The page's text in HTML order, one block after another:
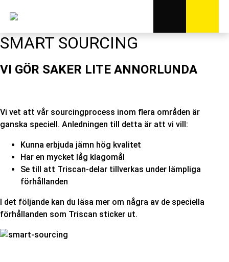
SMART SOURCING
VI GÖR SAKER LITE ANNORLUNDA
Vi vet att vår sourcingprocess inom flera områden är
ganska speciell. Anledningen till detta är att vi vill:
Kunna erbjuda jämn hög kvalitet
Har en mycket låg klagomål
Se till att Triscan-delar tillverkas under lämpliga
förhållanden
I det följande kan du läsa mer om några av de speciella
förhållanden som Triscan sticker ut.